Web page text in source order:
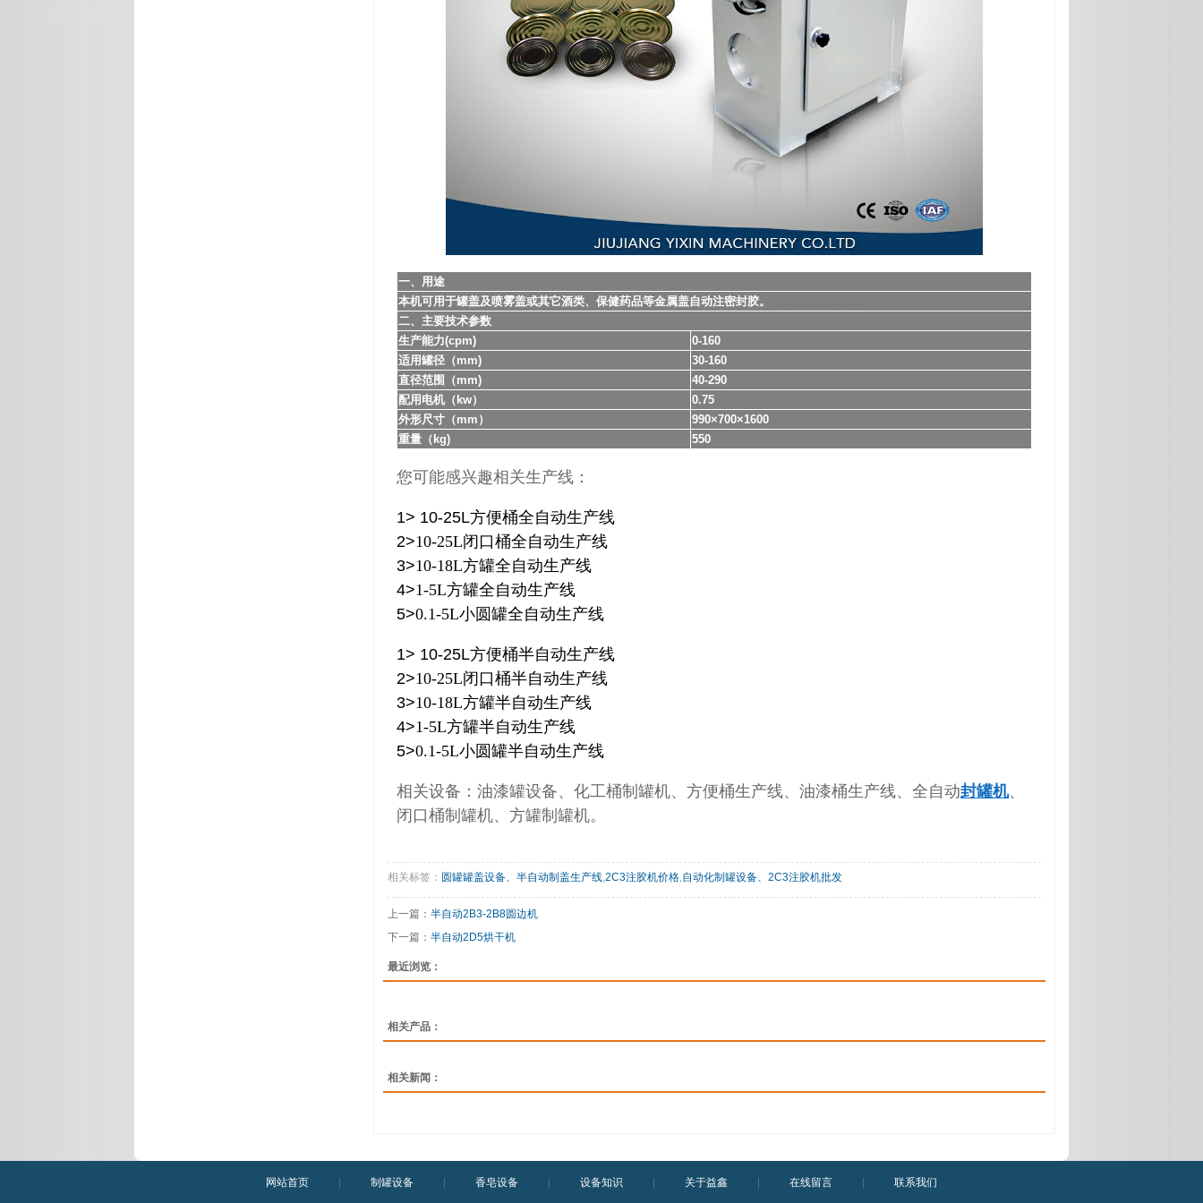
一、用途
本机可用于罐盖及喷雾盖或其它酒类、保健药品等金属盖自动注密封胶。
二、主要技术参数
生产能力(cpm)
0-160
适用罐径（mm)
30-160
直径范围（mm)
40-290
配用电机（kw）
0.75
外形尺寸（mm）
990×700×1600
重量（kg)
550
您可能感兴趣相关生产线：
1> 10-25L方便桶全自动生产线
2>10-25L闭口桶全自动生产线
3>10-18L方罐全自动生产线
4>1-5L方罐全自动生产线
5>0.1-5L小圆罐全自动生产线
1> 10-25L方便桶半自动生产线
2>10-25L闭口桶半自动生产线
3>10-18L方罐半自动生产线
4>1-5L方罐半自动生产线
5>0.1-5L小圆罐半自动生产线
相关设备：油漆罐设备、化工桶制罐机、方便桶生产线、油漆桶生产线、全自动封罐机、
闭口桶制罐机、方罐制罐机。
相关标签： 圆罐罐盖设备、半自动制盖生产线,2C3注胶机价格,自动化制罐设备、2C3注胶机批发
上一篇： 半自动2B3-2B8圆边机
下一篇： 半自动2D5烘干机
最近浏览：
相关产品：
相关新闻：
网站首页 制罐设备 香皂设备 设备知识 关于益鑫 在线留言 联系我们